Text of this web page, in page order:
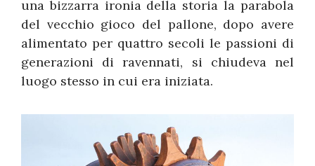
una bizzarra ironia della storia la parabola
del vecchio gioco del pallone, dopo avere
alimentato per quattro secoli le passioni di
generazioni di ravennati, si chiudeva nel
luogo stesso in cui era iniziata.